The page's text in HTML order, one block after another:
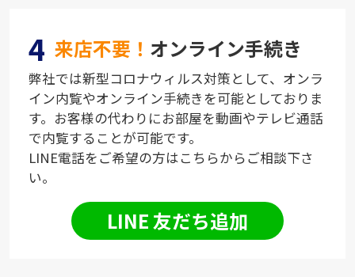
4 来店不要！ オンライン手続き
弊社では新型コロナウィルス対策として、オンラ
イン内覧やオンライン手続きを可能としておりま
す。お客様の代わりにお部屋を動画やテレビ通話
で内覧することが可能です。
LINE電話をご希望の方はこちらからご相談下さ
い。
LINE 友だち追加